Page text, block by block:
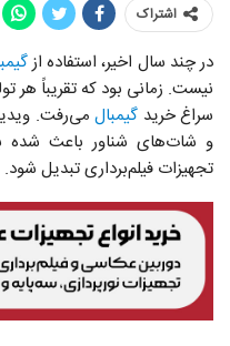
اشتراک
در چند سال اخیر، استفاده از
نیست. زمانی بود که تقریباً هر
سراغ خرید گیمبال می‌رفت.
و شات‌های شناور باعث شده
تجهیزات فیلم‌برداری تبدیل